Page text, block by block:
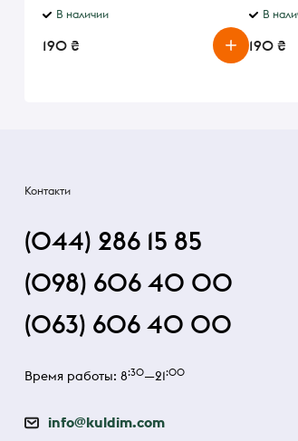
В наличии
190 ₴
В
190 ₴
Контакти
(044) 286 15 85
(098) 606 40 00
(063) 606 40 00
Время работы: 8:30—21:00
info@kuldim.com